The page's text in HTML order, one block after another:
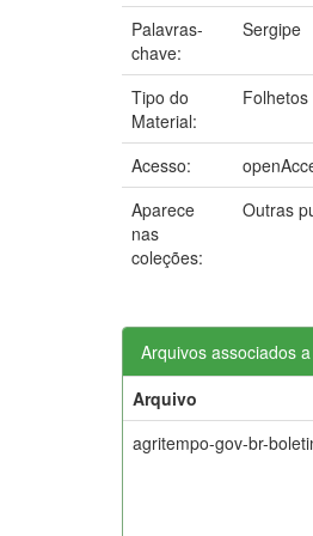
Palavras-
chave:
Sergipe
Tipo do
Material:
Folhetos
Acesso:
Aparece
nas
coleções:
Outras
Arquivos associados
Arquivo
agritempo-gov-br-